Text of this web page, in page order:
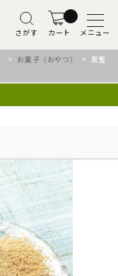
さがす カート メニュー
> お菓子（おやつ）
> 黒蜜